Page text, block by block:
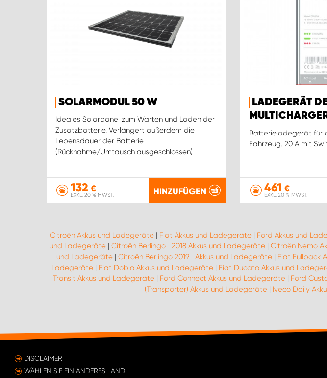
SOLARMODUL 50 W
Ideales Solarpanel zum Warten und Laden der
Zusatzbatterie. Verlängert außerdem die
Lebensdauer der Batterie.
(Rücknahme/Umtausch ausgeschlossen)
132 €
EXKL. 20 % MWST. HINZUFÜGEN
LADEGERÄT
Batterieladegerät für
Fahrzeug. 20 A mit
461 €
EXKL. 20 % MWST.
Citroën Akkus und Ladegeräte | Fiat Akkus und Ladegeräte | Ford Akkus und
und Ladegeräte| Citroën Berlingo -2018 Akkus und Ladegeräte| Citroën Nemo
und Ladegeräte | Citroën Berlingo 2019- Akkus und Ladegeräte | Fiat Fullback
Ladegeräte | Fiat Doblo Akkus und Ladegeräte | Fiat Ducato Akkus und
Transit Akkus und Ladegeräte | Ford Connect Akkus und Ladegeräte | Ford
(Transporter) Akkus und Ladegeräte| Iveco Daily
DISCLAIMER
WÄHLEN SIE EIN ANDERES LAND